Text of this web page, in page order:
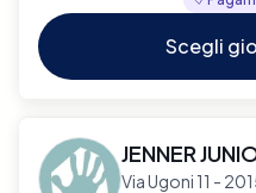
Scegli
JENNER
Via Ugoni 11 -